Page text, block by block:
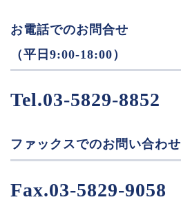
お電話でのお問合せ
（平日9:00-18:00）
Tel.03-5829-8852
ファックスでのお問い合わせ
Fax.03-5829-9058